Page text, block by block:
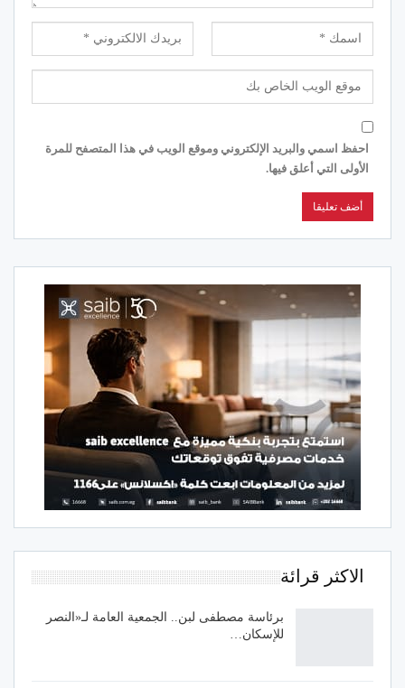
احفظ اسمي والبريد الإلكتروني وموقع الويب في هذا المتصفح للمرة
الأولى التي أعلق فيها.
الاكثر قرائة
برئاسة مصطفى لبن.. الجمعية العامة لـ«النصر
للإسكان…